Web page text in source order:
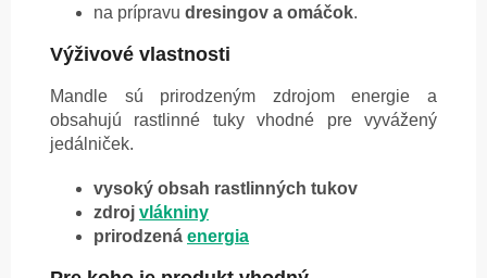
na prípravu dresingov a omáčok.
Výživové vlastnosti
Mandle sú prirodzeným zdrojom energie a
obsahujú rastlinné tuky vhodné pre vyvážený
jedálniček.
vysoký obsah rastlinných tukov
zdroj vlákniny
prirodzená energia